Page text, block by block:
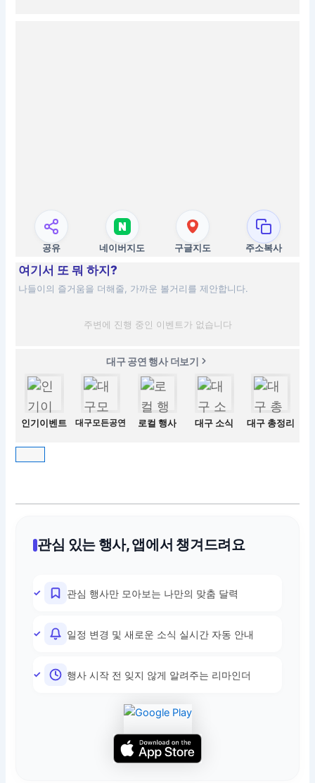
공유 네이버지도 구글지도 주소복사
여기서 또 뭐 하지?
나들이의 즐거움을 더해줄, 가까운 볼거리를 제안합니다.
주변에 진행 중인 이벤트가 없습니다
대구 공연 행사 더보기
인기이벤트 대구모든공연 로컬 행사 대구 소식 대구 총정리
관심 있는 행사, 앱에서 챙겨드려요
관심 행사만 모아보는 나만의 맞춤 달력
일정 변경 및 새로운 소식 실시간 자동 안내
행사 시작 전 잊지 않게 알려주는 리마인더